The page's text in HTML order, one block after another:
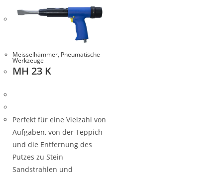
Meisselhämmer, Pneumatische
Werkzeuge
MH 23 K
Perfekt für eine Vielzahl von
Aufgaben, von der Teppich
und die Entfernung des
Putzes zu Stein
Sandstrahlen und